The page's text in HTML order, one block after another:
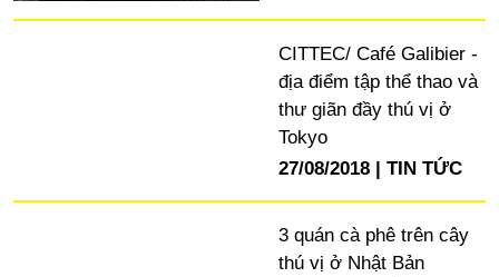
CITTEC/ Café Galibier -
địa điểm tập thể thao và
thư giãn đầy thú vị ở
Tokyo
27/08/2018
TIN TỨC
3 quán cà phê trên cây
thú vị ở Nhật Bản